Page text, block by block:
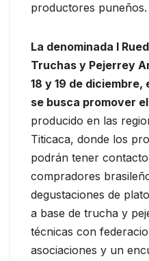
productores puneños.
La denominada I
Truchas y Pejerrey
18 y 19 de
se busca promover
producido en las
Titicaca, donde los
podrán tener
compradores
degustaciones de
a base de trucha y
técnicas con
asociaciones y un